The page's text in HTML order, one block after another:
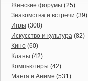
Женские форумы (25)
Знакомства и встречи (39)
Игры (308)
Искусство и культура (82)
Кино (60)
Кланы (42)
Компьютеры (42)
Манга и Аниме (531)